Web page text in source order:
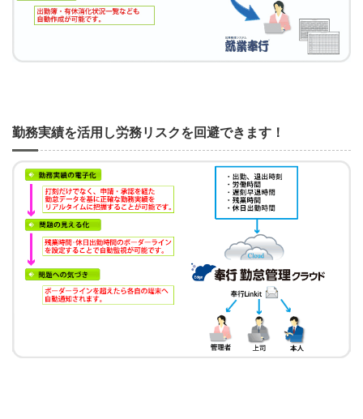
勤務実績を活用し労務リスクを回避できます！